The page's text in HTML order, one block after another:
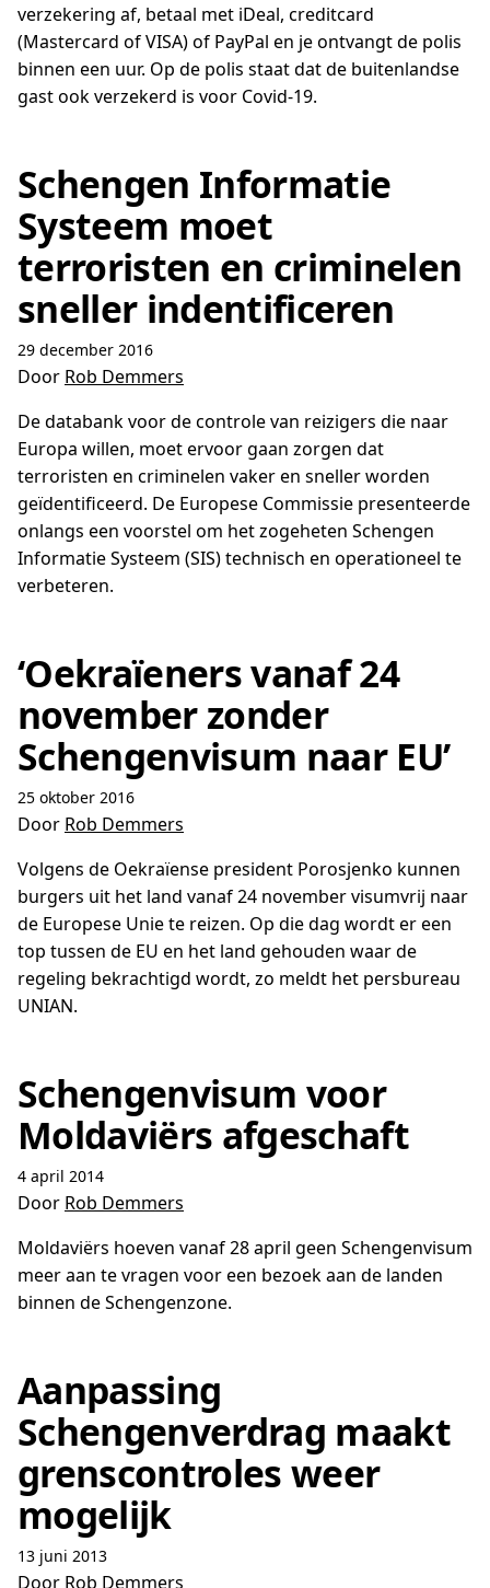
verzekering af, betaal met iDeal, creditcard
(Mastercard of VISA) of PayPal en je ontvangt de polis
binnen een uur. Op de polis staat dat de buitenlandse
gast ook verzekerd is voor Covid-19.
Schengen Informatie
Systeem moet
terroristen en criminelen
sneller indentificeren
29 december 2016
Door Rob Demmers
De databank voor de controle van reizigers die naar
Europa willen, moet ervoor gaan zorgen dat
terroristen en criminelen vaker en sneller worden
geïdentificeerd. De Europese Commissie presenteerde
onlangs een voorstel om het zogeheten Schengen
Informatie Systeem (SIS) technisch en operationeel te
verbeteren.
‘Oekraïeners vanaf 24
november zonder
Schengenvisum naar EU’
25 oktober 2016
Door Rob Demmers
Volgens de Oekraïense president Porosjenko kunnen
burgers uit het land vanaf 24 november visumvrij naar
de Europese Unie te reizen. Op die dag wordt er een
top tussen de EU en het land gehouden waar de
regeling bekrachtigd wordt, zo meldt het persbureau
UNIAN.
Schengenvisum voor
Moldaviërs afgeschaft
4 april 2014
Door Rob Demmers
Moldaviërs hoeven vanaf 28 april geen Schengenvisum
meer aan te vragen voor een bezoek aan de landen
binnen de Schengenzone.
Aanpassing
Schengenverdrag maakt
grenscontroles weer
mogelijk
13 juni 2013
Door Rob Demmers